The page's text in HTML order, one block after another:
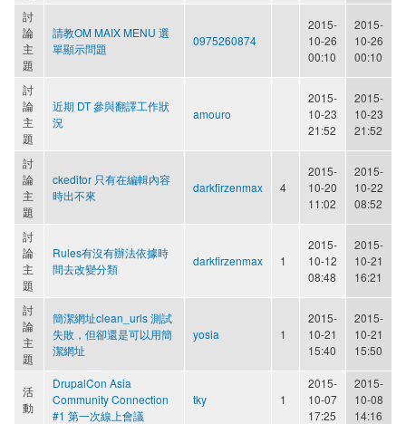
討
論
主
題
請教OM MAIX MENU 選
單顯示問題
0975260874
2015-
10-26
00:10
2015-
10-26
00:10
討
論
主
題
近期 DT 參與翻譯工作狀
況
amouro
2015-
10-23
21:52
2015-
10-23
21:52
討
論
主
題
ckeditor 只有在編輯內容
時出不來
darkfirzenmax 4
2015-
10-20
11:02
2015-
10-22
08:52
討
論
主
題
Rules有沒有辦法依據時
間去改變分類
darkfirzenmax 1
2015-
10-12
08:48
2015-
10-21
16:21
討
論
主
題
簡潔網址clean_urls 測試
失敗，但卻還是可以用簡
潔網址
yosia 1
2015-
10-21
15:40
2015-
10-21
15:50
活
動
DrupalCon Asia
Community Connection
#1 第一次線上會議
tky 1
2015-
10-07
17:25
2015-
10-08
14:16